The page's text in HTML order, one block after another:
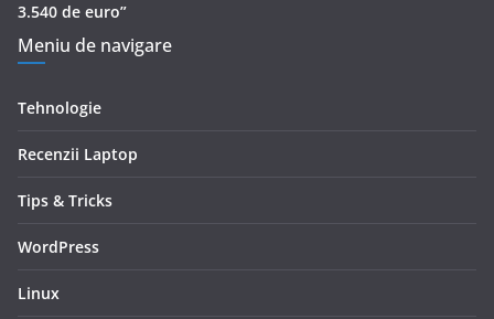
3.540 de euro”
Meniu de navigare
Tehnologie
Recenzii Laptop
Tips & Tricks
WordPress
Linux